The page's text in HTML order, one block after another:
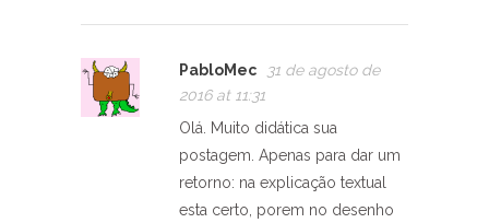
PabloMec
31 de agosto de
2016 at 11:31
Olá. Muito didática sua
postagem. Apenas para dar um
retorno: na explicação textual
esta certo, porem no desenho